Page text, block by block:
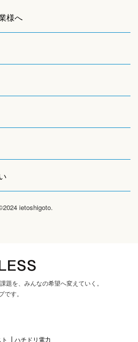
様へ
ietoshigoto.
題を、みんなの希望へ変えていく。
す。
ハチドリ電力